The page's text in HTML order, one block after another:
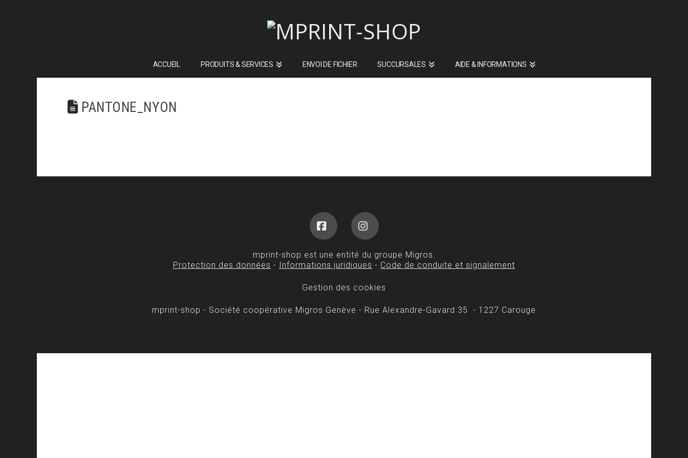
ACCUEIL PRODUITS & SERVICES ENVOI DE FICHIER SUCCURSALES AIDE & INFORMATIONS
PANTONE_NYON
FacebookInstagram
mprint-shop est une entité du groupe Migros.
Protection des données - Informations juridiques - Code de conduite et signalement
Gestion des cookies
mprint-shop - Société coopérative Migros Genève - Rue Alexandre-Gavard 35 - 1227 Carouge